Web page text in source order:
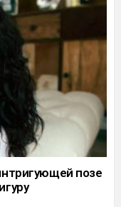
позе